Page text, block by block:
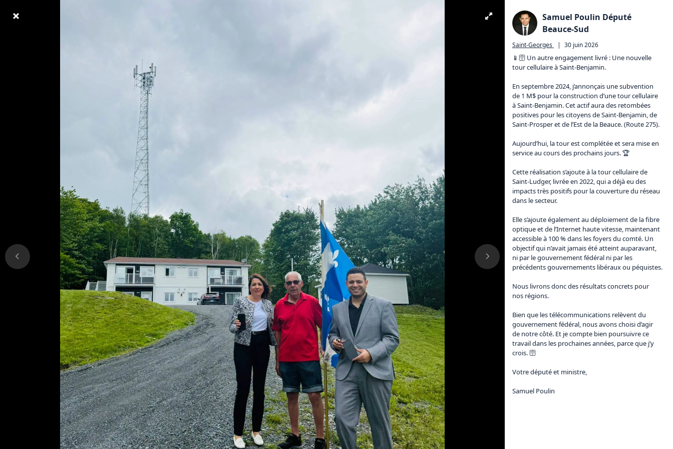
Samuel Poulin Député
Beauce-Sud
Saint-Georges | 30 juin 2026
📱🛜 Un autre engagement livré : Une nouvelle
tour cellulaire à Saint-Benjamin.
En septembre 2024, j’annonçais une subvention
de 1 M$ pour la construction d’une tour cellulaire
à Saint-Benjamin. Cet actif aura des retombées
positives pour les citoyens de Saint-Benjamin, de
Saint-Prosper et de l’Est de la Beauce. (Route 275).
Aujourd’hui, la tour est complétée et sera mise en
service au cours des prochains jours. 🏆
Cette réalisation s’ajoute à la tour cellulaire de
Saint-Ludger, livrée en 2022, qui a déjà eu des
impacts très positifs pour la couverture du réseau
dans le secteur.
Elle s’ajoute également au déploiement de la fibre
optique et de l’Internet haute vitesse, maintenant
accessible à 100 % dans les foyers du comté. Un
objectif qui n’avait jamais été atteint auparavant,
ni par le gouvernement fédéral ni par les
précédents gouvernements libéraux ou péquistes.
Nous livrons donc des résultats concrets pour
nos régions.
Bien que les télécommunications relèvent du
gouvernement fédéral, nous avons choisi d’agir
de notre côté. Et je compte bien poursuivre ce
travail dans les prochaines années, parce que j’y
crois. 🛜
Votre député et ministre,
Samuel Poulin